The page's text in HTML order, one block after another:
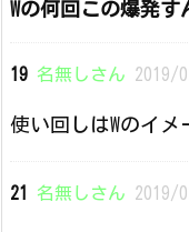
Wの何回この爆発す
19 名無しさん 2019/
使い回しはWのイメ
21 名無しさん 2019/